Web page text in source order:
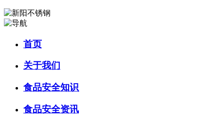
首页
关于我们
食品安全知识
食品安全资讯